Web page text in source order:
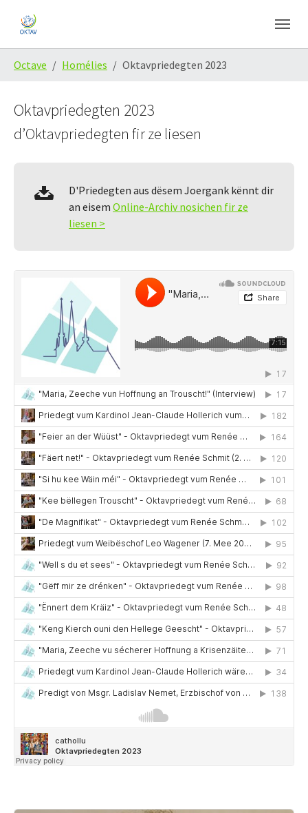
Octave Homélies Oktavpriedegten 2023
Oktavpriedegten 2023
d’Oktavpriedegten fir ze liesen
D'Priedegten aus dësem Joergank kënnt dir
an eisem Online-Archiv nosichen fir ze
liesen >